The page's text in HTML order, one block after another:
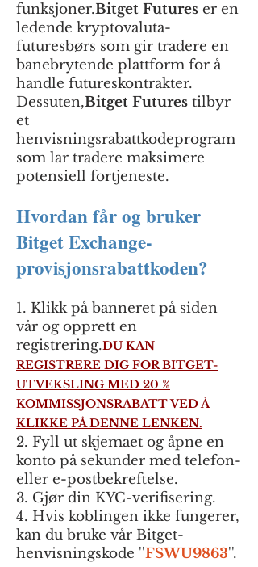
funksjoner.Bitget Futures er en
ledende kryptovaluta-
futuresbørs som gir tradere en
banebrytende plattform for å
handle futureskontrakter.
Dessuten,Bitget Futures tilbyr
et
henvisningsrabattkodeprogram
som lar tradere maksimere
potensiell fortjeneste.
Hvordan får og bruker
Bitget Exchange-
provisjonsrabattkoden?
1. Klikk på banneret på siden
vår og opprett en
registrering.DU KAN
REGISTRERE DIG FOR BITGET-
UTVEKSLING MED 20 %
KOMMISSJONSRABATT VED Å
KLIKKE PÅ DENNE LENKEN.
2. Fyll ut skjemaet og åpne en
konto på sekunder med telefon-
eller e-postbekreftelse.
3. Gjør din KYC-verifisering.
4. Hvis koblingen ikke fungerer,
kan du bruke vår Bitget-
henvisningskode ''FSWU9863''.